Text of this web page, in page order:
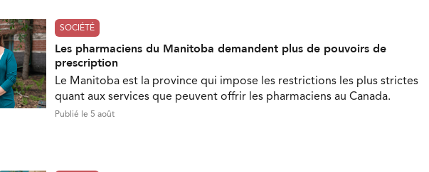
SOCIÉTÉ
Les pharmaciens du Manitoba demandent plus de pouvoirs de
prescription
Le Manitoba est la province qui impose les restrictions les plus strictes
quant aux services que peuvent offrir les pharmaciens au Canada.
Publié le 5 août